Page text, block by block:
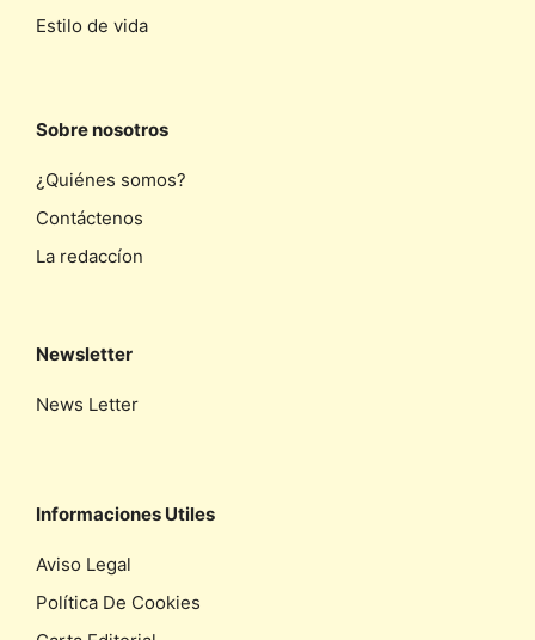
Estilo de vida
Sobre nosotros
¿Quiénes somos?
Contáctenos
La redaccíon
Newsletter
News Letter
Informaciones Utiles
Aviso Legal
Política De Cookies